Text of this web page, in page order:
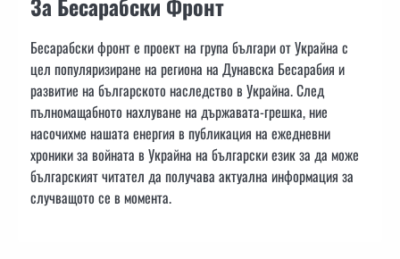
Бесарабски фронт е проект на група българи от Украйна с
цел популяризиране на региона на Дунавска Бесарабия и
развитие на българското наследство в Украйна. След
пълномащабното нахлуване на държавата-грешка, ние
насочихме нашата енергия в публикация на ежедневни
хроники за войната в Украйна на български език за да може
българският читател да получава актуална информация за
случващото се в момента.